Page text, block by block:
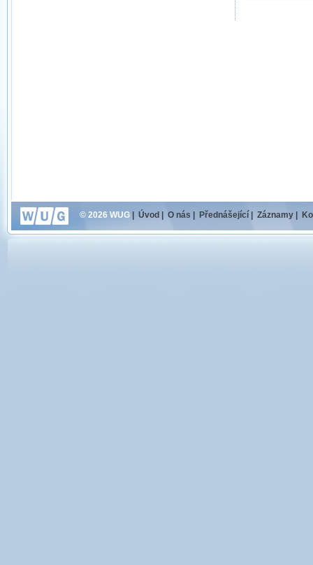
© 2026 WUG Úvod O nás Přednášející Záznamy